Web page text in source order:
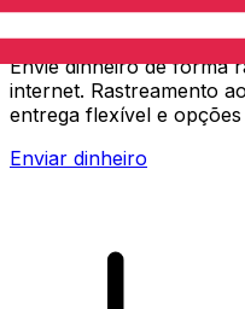
Transferência
Envie dinheiro de forma
internet. Rastreamento
entrega flexível e
Enviar dinheiro